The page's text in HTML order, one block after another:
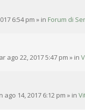
6:54 pm » in Forum di
ago 22, 2017 5:47 pm » in
ago 14, 2017 6:12 pm » in